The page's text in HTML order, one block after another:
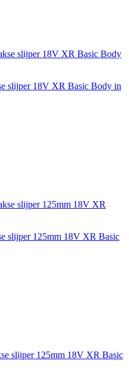
slijper 18V XR Basic Body in
slijper 125mm 18V XR Basic